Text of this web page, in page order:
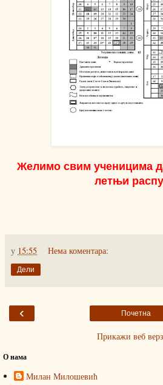
Желимо свим ученицима
летњи
у 15:55 Нема коментара:
Дели
‹ Почетна
Прикажи веб
О нама
Милан Милошевић